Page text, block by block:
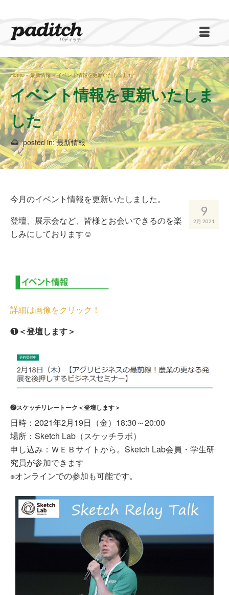
Home » 最新情報 » イベント情報を更新いたしました
イベント情報を更新いたしま
した
posted in:最新情報
9
2月 2021
今月のイベント情報を更新いたしました。
登壇、展示会など、皆様とお会いできるのを楽
しみにしております☺
詳細は画像をクリック！
❶＜登壇します＞
❷スケッチリレートーク＜登壇します＞
日時：2021年2月19日（金）18:30～20:00
場所：Sketch Lab（スケッチラボ）
申し込み：ＷＥＢサイトから。Sketch Lab会員・学生研
究員が参加できます
※オンラインでの参加も可能です。